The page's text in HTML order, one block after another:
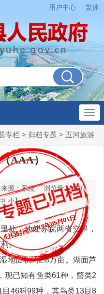
用户中心 繁体
专栏 > 归档专题 > 五河旅游
AAA）
来源：系统 浏览量：7107
小】
处，地处苏皖两省交界，
。
地面积约2.8万亩。湖面芦
现已知有鱼类61种，蟹类2
46科99种，其鸟类13目8